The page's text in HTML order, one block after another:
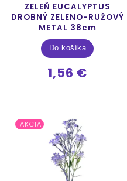
ZELEŇ EUCALYPTUS
DROBNÝ ZELENO-RUŽOVÝ
METAL 38cm
1,56 €
Do košíka
AKCIA